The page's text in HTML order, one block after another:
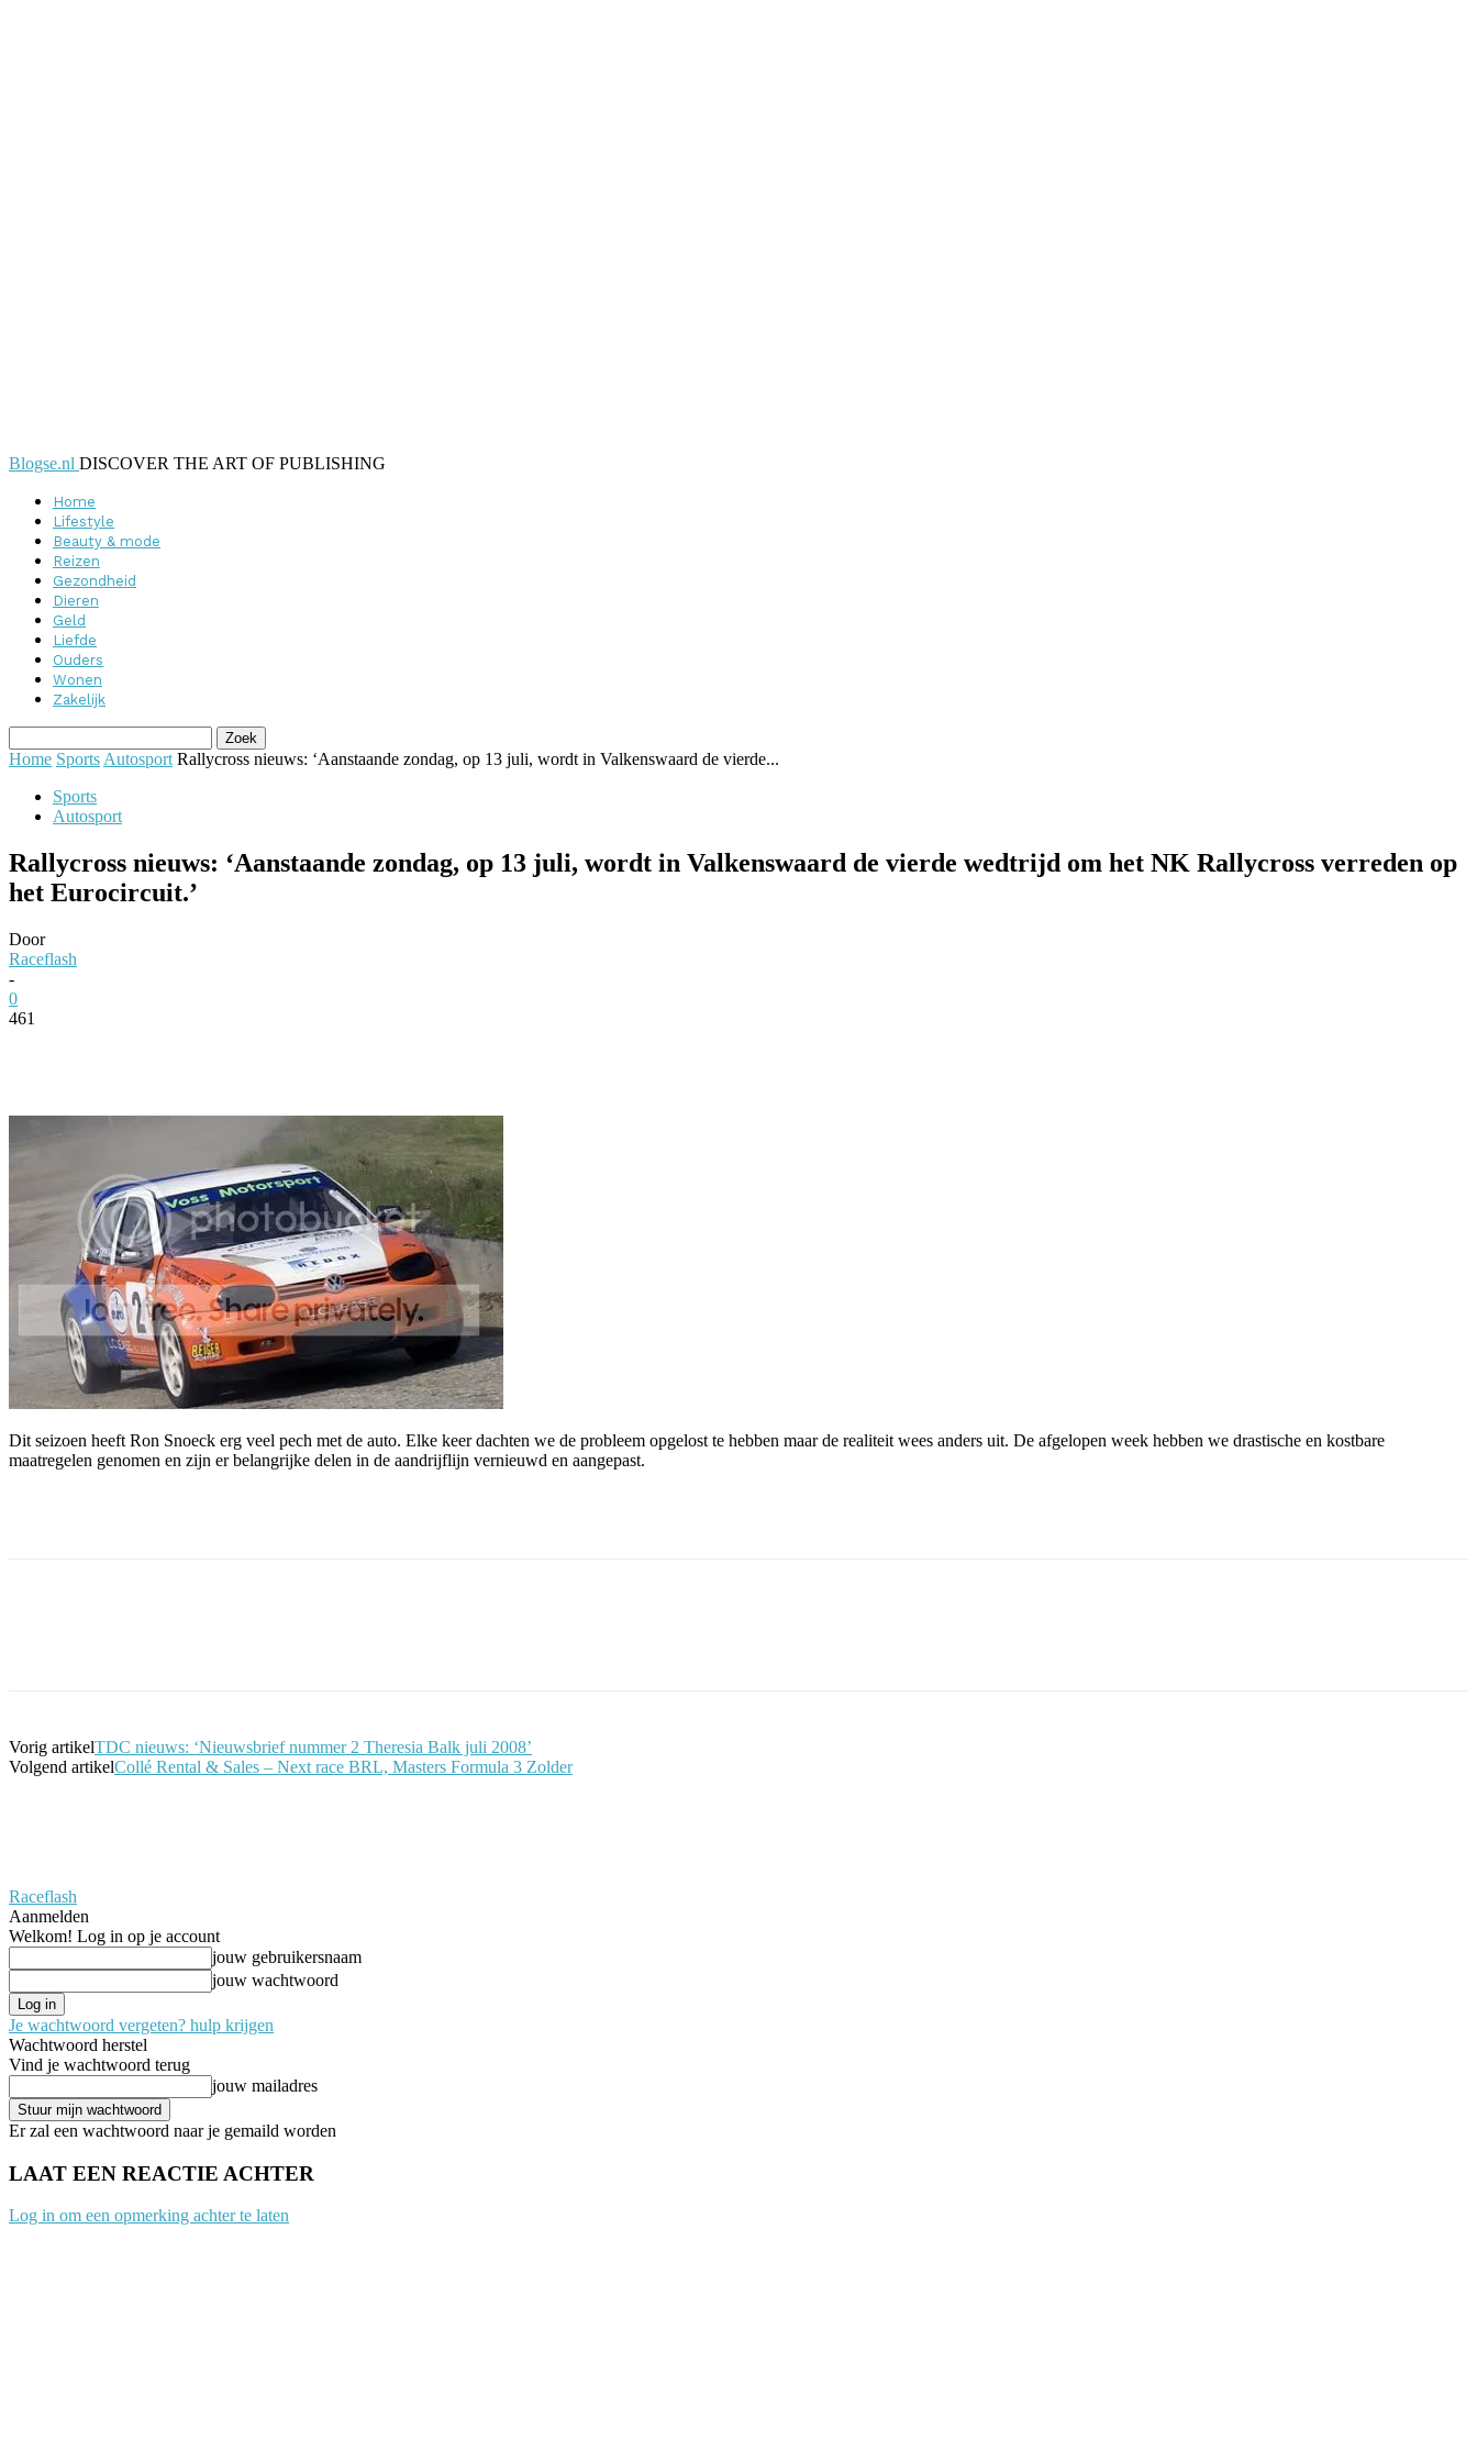
Blogse.nl DISCOVER THE ART OF PUBLISHING
Home
Lifestyle
Beauty & mode
Reizen
Gezondheid
Dieren
Geld
Liefde
Ouders
Wonen
Zakelijk
Home Sports Autosport Rallycross nieuws: ‘Aanstaande zondag, op 13 juli, wordt in Valkenswaard de vierde...
Sports
Autosport
Rallycross nieuws: ‘Aanstaande zondag, op 13 juli, wordt in Valkenswaard de vierde wedtrijd om het NK Rallycross verreden op
het Eurocircuit.’
Door
Raceflash
-
0
461
Dit seizoen heeft Ron Snoeck erg veel pech met de auto. Elke keer dachten we de probleem opgelost te hebben maar de realiteit wees anders uit. De afgelopen week hebben we drastische en kostbare
maatregelen genomen en zijn er belangrijke delen in de aandrijflijn vernieuwd en aangepast.
Vorig artikelTDC nieuws: ‘Nieuwsbrief nummer 2 Theresia Balk juli 2008’
Volgend artikelCollé Rental & Sales – Next race BRL, Masters Formula 3 Zolder
Raceflash
Aanmelden
Welkom! Log in op je account
jouw gebruikersnaam
jouw wachtwoord
Je wachtwoord vergeten? hulp krijgen
Wachtwoord herstel
Vind je wachtwoord terug
jouw mailadres
Er zal een wachtwoord naar je gemaild worden
LAAT EEN REACTIE ACHTER
Log in om een opmerking achter te laten